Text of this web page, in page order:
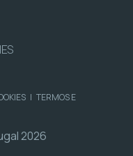
| TERMOS E
2026